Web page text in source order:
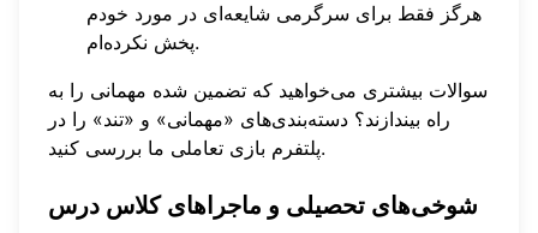
هرگز فقط برای سرگرمی شایعه‌ای در مورد خودم
پخش نکرده‌ام.
سوالات بیشتری می‌خواهید که تضمین شده مهمانی را به
راه بیندازند؟ دسته‌بندی‌های «مهمانی» و «تند» را در
پلتفرم بازی تعاملیما بررسی کنید.
شوخی‌های تحصیلی و ماجراهای کلاس درس